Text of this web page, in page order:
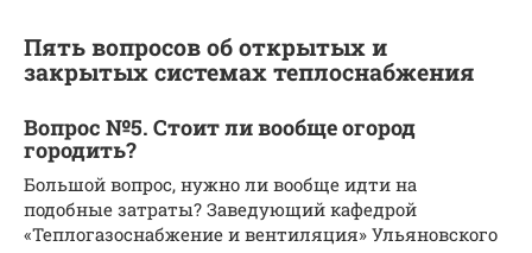
Пять вопросов об открытых и
закрытых системах теплоснабжения
Вопрос №5. Стоит ли вообще огород
городить?
Большой вопрос, нужно ли вообще идти на
подобные затраты? Заведующий кафедрой
«Теплогазоснабжение и вентиляция» Ульяновского